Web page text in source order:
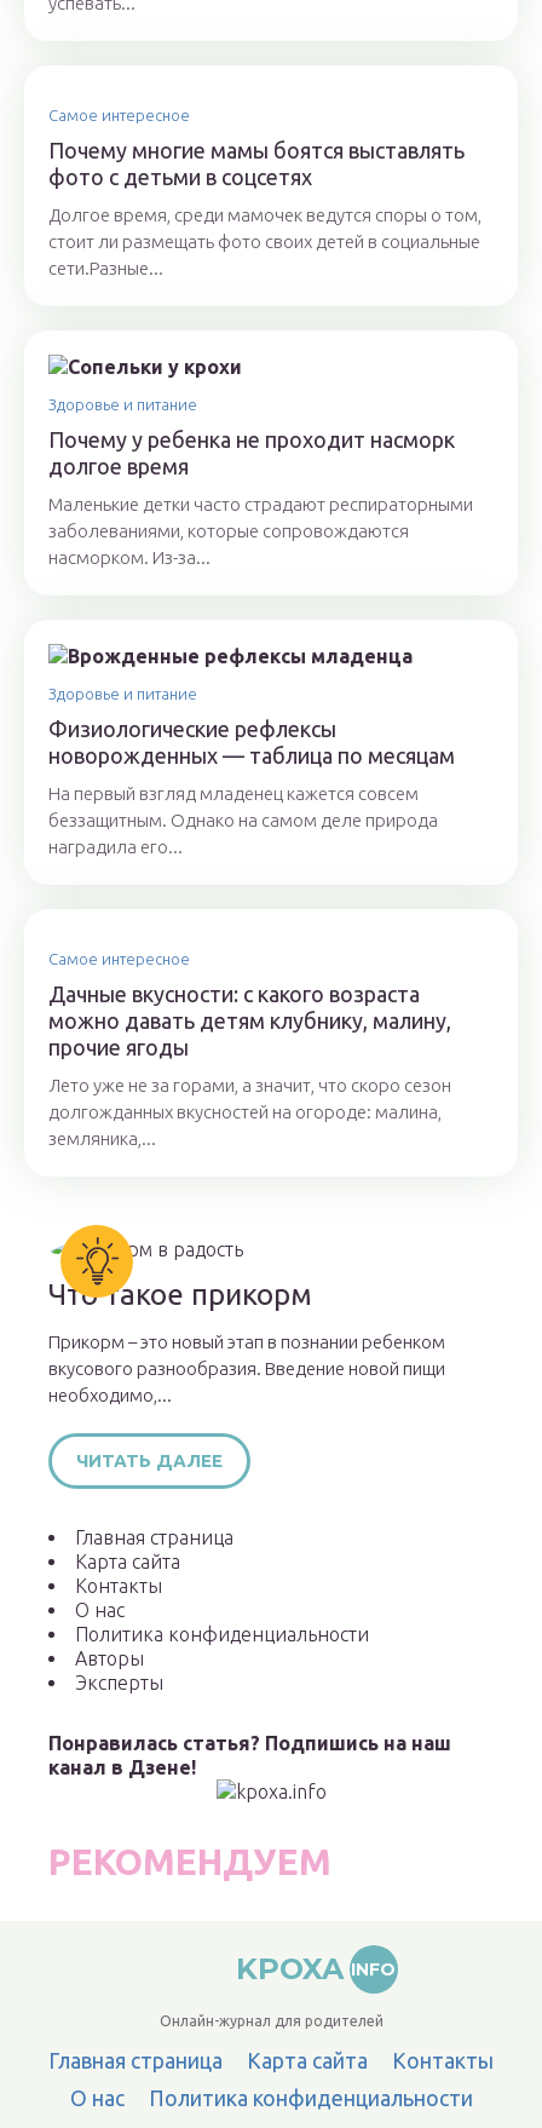
Самое интересное
Почему многие мамы боятся выставлять
фото с детьми в соцсетях
Долгое время, среди мамочек ведутся споры о том,
стоит ли размещать фото своих детей в социальные
сети.Разные...
Здоровье и питание
Почему у ребенка не проходит насморк
долгое время
Маленькие детки часто страдают респираторными
заболеваниями, которые сопровождаются
насморком. Из-за...
Здоровье и питание
Физиологические рефлексы
новорожденных — таблица по месяцам
На первый взгляд младенец кажется совсем
беззащитным. Однако на самом деле природа
наградила его...
Самое интересное
Дачные вкусности: с какого возраста
можно давать детям клубнику, малину,
прочие ягоды
Лето уже не за горами, а значит, что скоро сезон
долгожданных вкусностей на огороде: малина,
земляника,...
Что такое прикорм
Прикорм – это новый этап в познании ребенком
вкусового разнообразия. Введение новой пищи
необходимо,...
ЧИТАТЬ ДАЛЕЕ
Главная страница
Карта сайта
Контакты
О нас
Политика конфиденциальности
Авторы
Эксперты
Понравилась статья? Подпишись на наш
канал в Дзене!
РЕКОМЕНДУЕМ
KPOXA INFO
Онлайн-журнал для родителей
Главная страница Карта сайта
Контакты
О нас
Политика конфиденциальности